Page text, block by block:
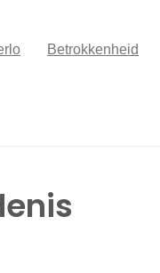
Betrokkenheid